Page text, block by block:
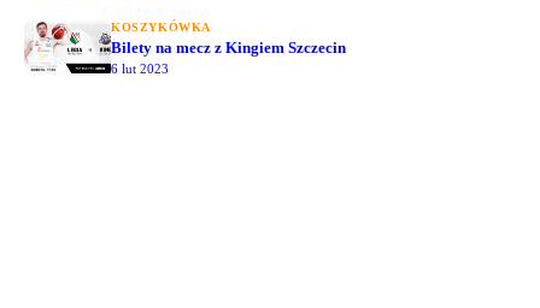
KOSZYKÓWKA
Bilety na mecz z Kingiem Szczecin
6 lut 2023